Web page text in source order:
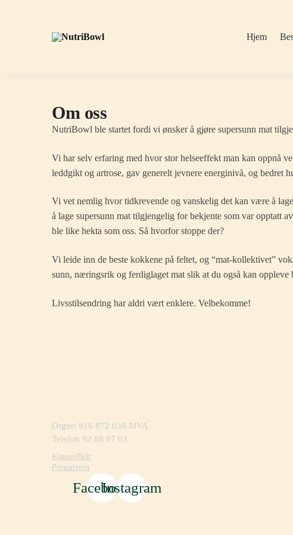
Hjem
Om oss
NutriBowl ble startet fordi vi ønsker å gjøre supersunn mat
Vi har selv erfaring med hvor stor helseeffekt man kan oppnå
leddgikt og artrose, gav generelt jevnere energinivå, og bedret
Vi vet nemlig hvor tidkrevende og vanskelig det kan være å
å lage supersunn mat tilgjengelig for bekjente som var opptatt
ble like hekta som oss. Så hvorfor stoppe der?
Vi leide inn de beste kokkene på feltet, og “mat-kollektivet”
sunn, næringsrik og ferdiglaget mat slik at du også kan oppleve
Livsstilsendring har aldri vært enklere. Velbekomme!
Orgnr: 916 872 038 MVA
Telefon 92 88 87 03
Kjøpsvilkår
Personvern
FacebookInstagram